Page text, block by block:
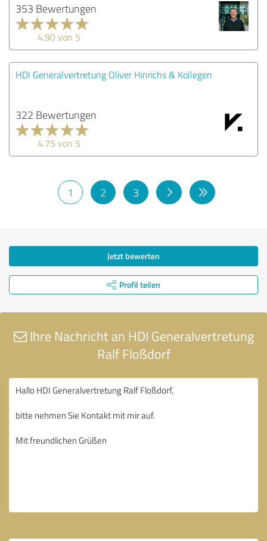
353 Bewertungen
4.90 von 5
HDI Generalvertretung Oliver Hinrichs & Kollegen
322 Bewertungen
4.75 von 5
1 2 3
Jetzt bewerten
Profil teilen
Ihre Nachricht an HDI Generalvertretung
Ralf Floßdorf